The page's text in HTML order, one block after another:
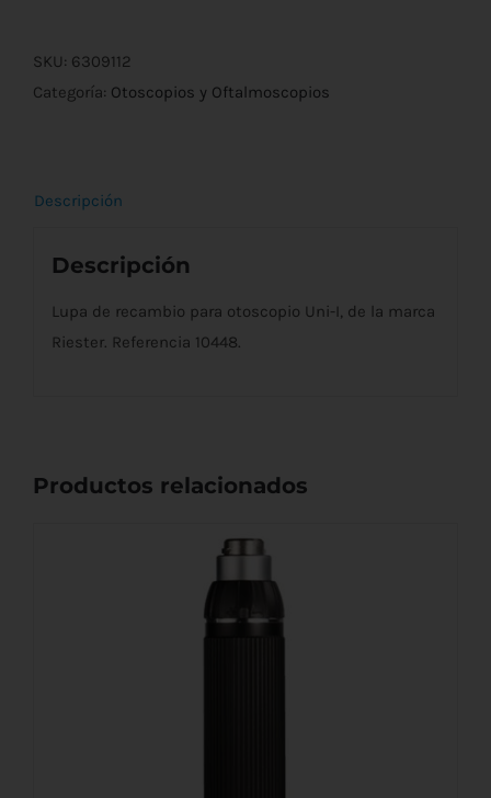
Uni-
I
SKU: 6309112
Categoría: Otoscopios y Oftalmoscopios
Descripción
Descripción
Lupa de recambio para otoscopio Uni-I, de la marca
Riester. Referencia 10448.
Productos relacionados